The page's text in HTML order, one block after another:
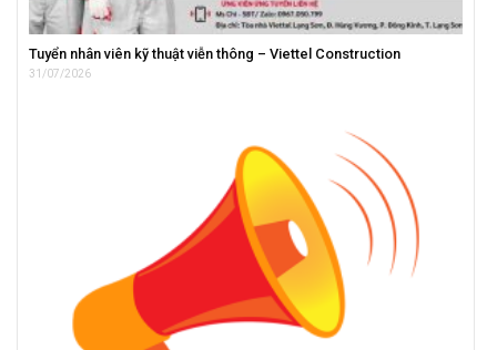
Tuyển nhân viên kỹ thuật viễn thông – Viettel Construction
31/07/2026